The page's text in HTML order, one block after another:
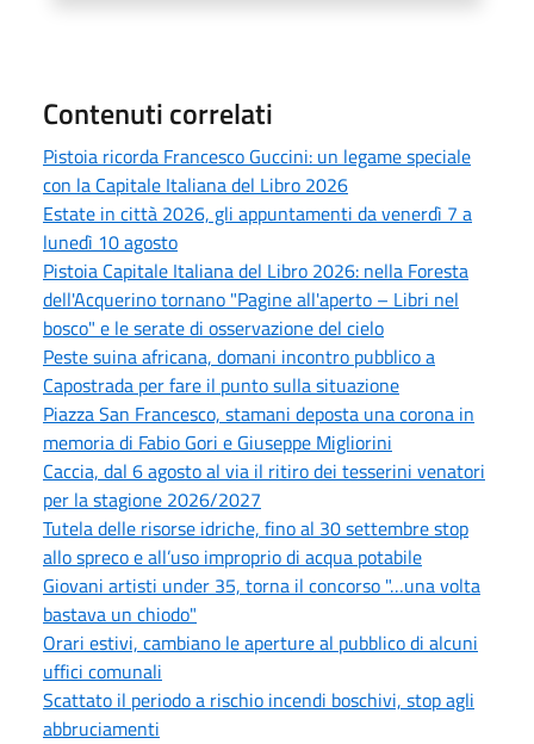
Contenuti correlati
Pistoia ricorda Francesco Guccini: un legame speciale
con la Capitale Italiana del Libro 2026
Estate in città 2026, gli appuntamenti da venerdì 7 a
lunedì 10 agosto
Pistoia Capitale Italiana del Libro 2026: nella Foresta
dell'Acquerino tornano "Pagine all'aperto – Libri nel
bosco" e le serate di osservazione del cielo
Peste suina africana, domani incontro pubblico a
Capostrada per fare il punto sulla situazione
Piazza San Francesco, stamani deposta una corona in
memoria di Fabio Gori e Giuseppe Migliorini
Caccia, dal 6 agosto al via il ritiro dei tesserini venatori
per la stagione 2026/2027
Tutela delle risorse idriche, fino al 30 settembre stop
allo spreco e all’uso improprio di acqua potabile
Giovani artisti under 35, torna il concorso "…una volta
bastava un chiodo"
Orari estivi, cambiano le aperture al pubblico di alcuni
uffici comunali
Scattato il periodo a rischio incendi boschivi, stop agli
abbruciamenti